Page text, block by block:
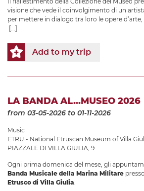
visione che vede il coinvolgimento di un
per mettere in dialogo tra loro le opere
[...]
Add to my trip
LA BANDA AL...MUSEO 2026
from 03-05-2026 to 01-11-2026
Music
ETRU - National Etruscan Museum of Villa
PIAZZALE DI VILLA GIULIA, 9
Ogni prima domenica del mese, gli
Banda Musicale della Marina Militare
Etrusco di Villa Giulia.